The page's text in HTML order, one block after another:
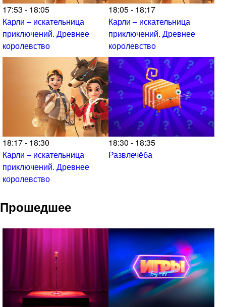
17:53 - 18:05
Карли – искательница
приключений. Древнее
королевство
18:05 - 18:17
Карли – искательница
приключений. Древнее
королевство
18:17 - 18:30
Карли – искательница
приключений. Древнее
королевство
18:30 - 18:35
Развлечёба
Прошедшее